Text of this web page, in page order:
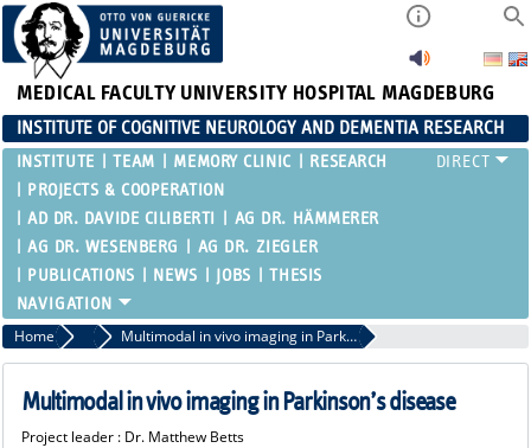
MEDICAL FACULTY UNIVERSITY HOSPITAL MAGDEBURG
INSTITUTE OF COGNITIVE NEUROLOGY AND DEMENTIA RESEARCH
INSTITUTE TEAM MEMORY CLINIC
RESEARCH
PROJECTS & COOPERATION
AD DR. DAVIDE CILIBERTI
AG DR. HÄMMERER
AG DR. WESENBERG
AG DR. ZIEGLER
PUBLICATIONS
NEWS JOBS THESIS
Home Projects Multimodal in vivo imaging in Parkinson’s disease
Multimodal in vivo imaging in Parkinson’s disease
Project leader : Dr. Matthew Betts